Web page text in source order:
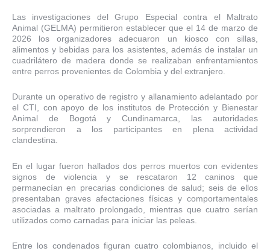
Las investigaciones del Grupo Especial contra el Maltrato
Animal (GELMA) permitieron establecer que el 14 de marzo de
2026 los organizadores adecuaron un kiosco con sillas,
alimentos y bebidas para los asistentes, además de instalar un
cuadrilátero de madera donde se realizaban enfrentamientos
entre perros provenientes de Colombia y del extranjero.
Durante un operativo de registro y allanamiento adelantado por
el CTI, con apoyo de los institutos de Protección y Bienestar
Animal de Bogotá y Cundinamarca, las autoridades
sorprendieron a los participantes en plena actividad
clandestina.
En el lugar fueron hallados dos perros muertos con evidentes
signos de violencia y se rescataron 12 caninos que
permanecían en precarias condiciones de salud; seis de ellos
presentaban graves afectaciones físicas y comportamentales
asociadas a maltrato prolongado, mientras que cuatro serían
utilizados como carnadas para iniciar las peleas.
Entre los condenados figuran cuatro colombianos, incluido el